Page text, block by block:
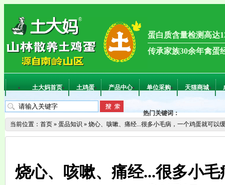
蛋白质含量检测高达
传承家族30余年禽蛋
土大妈首页 土鸡蛋 产品中心 单位采购 天猫商城
热门关键词：
当前位置： 首页 » 蛋品知识 » 烧心、咳嗽、痛经...很多小毛病，一个鸡蛋就可以
烧心、咳嗽、痛经...很多小